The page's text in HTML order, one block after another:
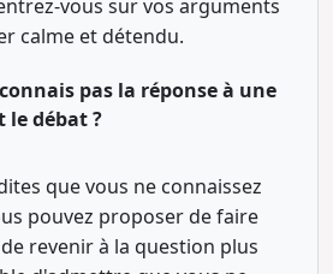
vous sur vos arguments
calme et détendu.
pas la réponse à une
le débat ?
que vous ne connaissez
pouvez proposer de faire
revenir à la question plus